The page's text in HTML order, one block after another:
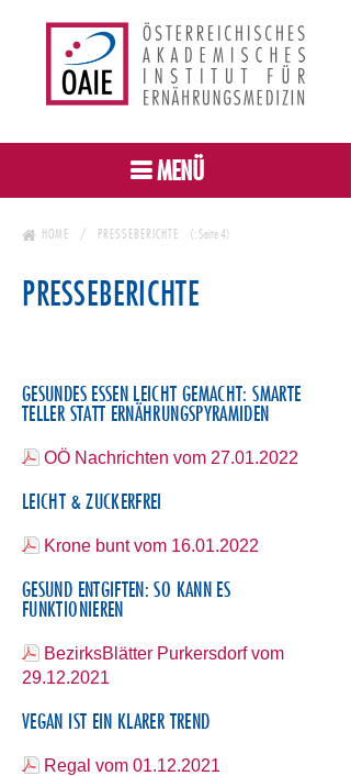
MENÜ
HOME PRESSEBERICHTE (: Seite 4)
PRESSEBERICHTE
GESUNDES ESSEN LEICHT GEMACHT: SMARTE
TELLER STATT ERNÄHRUNGSPYRAMIDEN
OÖ Nachrichten vom 27.01.2022
LEICHT & ZUCKERFREI
Krone bunt vom 16.01.2022
GESUND ENTGIFTEN: SO KANN ES
FUNKTIONIEREN
BezirksBlätter Purkersdorf vom
29.12.2021
VEGAN IST EIN KLARER TREND
Regal vom 01.12.2021